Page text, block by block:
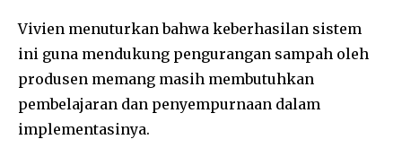
Vivien menuturkan bahwa keberhasilan sistem
ini guna mendukung pengurangan sampah oleh
produsen memang masih membutuhkan
pembelajaran dan penyempurnaan dalam
implementasinya.